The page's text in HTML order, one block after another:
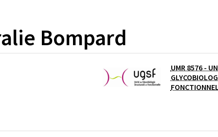
DE LA RECHERCHE SCIENTIFIQUE
Bompard
UMR 8576 -